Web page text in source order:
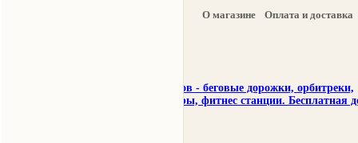
О магазине Оплата и доставка